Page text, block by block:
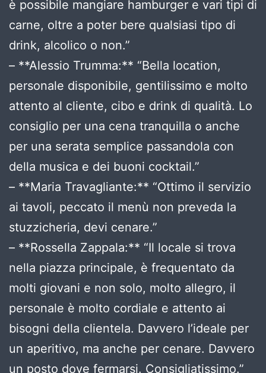
è possibile mangiare hamburger e vari tipi di
carne, oltre a poter bere qualsiasi tipo di
drink, alcolico o non.”
– **Alessio Trumma:** “Bella location,
personale disponibile, gentilissimo e molto
attento al cliente, cibo e drink di qualità. Lo
consiglio per una cena tranquilla o anche
per una serata semplice passandola con
della musica e dei buoni cocktail.”
– **Maria Travagliante:** “Ottimo il servizio
ai tavoli, peccato il menù non preveda la
stuzzicheria, devi cenare.”
– **Rossella Zappala:** “Il locale si trova
nella piazza principale, è frequentato da
molti giovani e non solo, molto allegro, il
personale è molto cordiale e attento ai
bisogni della clientela. Davvero l’ideale per
un aperitivo, ma anche per cenare. Davvero
un posto dove fermarsi. Consigliatissimo.”